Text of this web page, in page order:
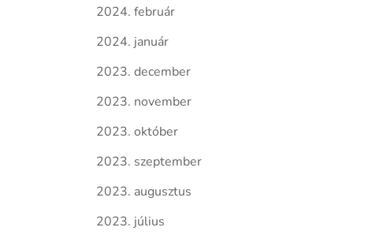
2024. február
2024. január
2023. december
2023. november
2023. október
2023. szeptember
2023. augusztus
2023. július